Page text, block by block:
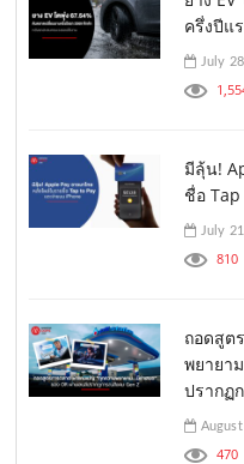
ครึ่งปีแ
July
มีลุ้น!
ชื่อ
July
810
ถอดสูต
พยายา
ปรากฏ
470